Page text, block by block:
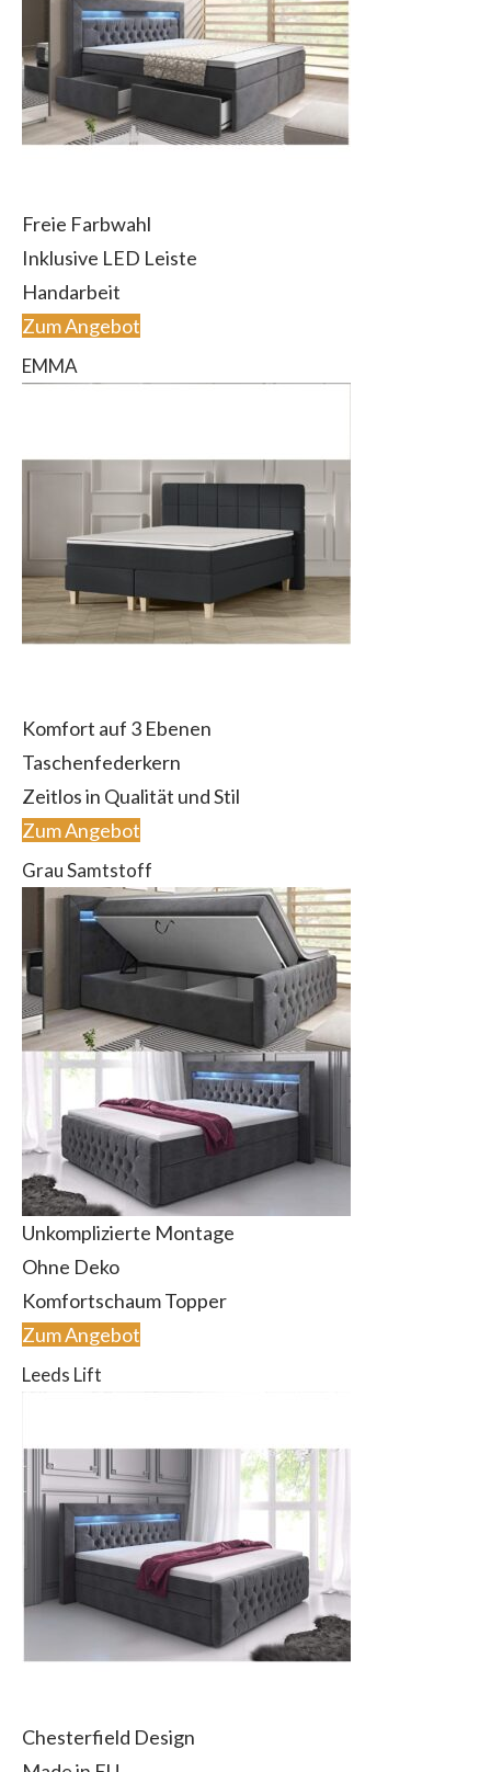
Freie Farbwahl
Inklusive LED Leiste
Handarbeit
Zum Angebot
EMMA
Komfort auf 3 Ebenen
Taschenfederkern
Zeitlos in Qualität und Stil
Zum Angebot
Grau Samtstoff
Unkomplizierte Montage
Ohne Deko
Komfortschaum Topper
Zum Angebot
Leeds Lift
Chesterfield Design